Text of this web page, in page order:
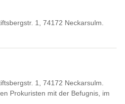
1, 74172 Neckarsulm.
1, 74172 Neckarsulm.
Prokuristen mit der Befugnis, im